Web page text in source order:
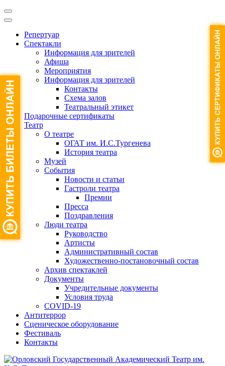
Репертуар
Спектакли
Информация для зрителей
Афиша
Мероприятия
Информация для зрителей
Контакты
Схема залов
Театральный этикет
Подарочные сертификаты
Театр
О театре
ОГАТ им. И.С.Тургенева
История театра
Музей
События
Новости и статьи
Гастроли театра
Премии
Пресса
Поздравления
Люди театра
Руководство
Артисты
Административный состав
Художественно-постановочный состав
Архив спектаклей
Документы
Учредительные документы
Условия труда
COVID-19
Антитеррор
Сценическое оборудование
Фестиваль
Контакты